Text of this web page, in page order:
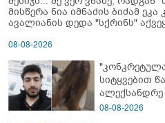
მისწერა ნია იმნაძის ბიძამ ეკა
ავალიანის დედა "სქრინს"
08-08-2026
სიტყვებით
ალექსანდრე
მიმართვას
08-08-2026